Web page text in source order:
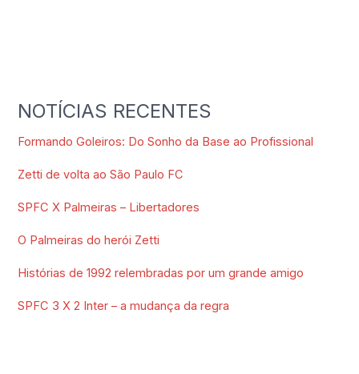
NOTÍCIAS RECENTES
Formando Goleiros: Do Sonho da Base ao Profissional
Zetti de volta ao São Paulo FC
SPFC X Palmeiras – Libertadores
O Palmeiras do herói Zetti
Histórias de 1992 relembradas por um grande amigo
SPFC 3 X 2 Inter – a mudança da regra